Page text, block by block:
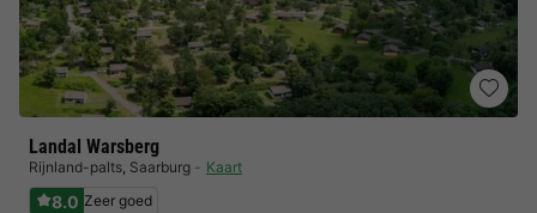
Landal Warsberg
Rijnland-palts, Saarburg Kaart
8.0 Zeer goed